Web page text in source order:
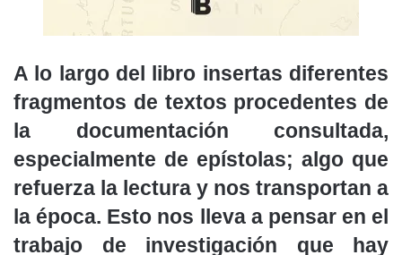
A lo largo del libro insertas diferentes
fragmentos de textos procedentes de
la documentación consultada,
especialmente de epístolas; algo que
refuerza la lectura y nos transportan a
la época. Esto nos lleva a pensar en el
trabajo de investigación que hay